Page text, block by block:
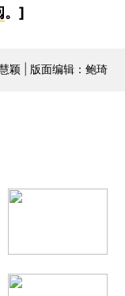
。]
颖 | 版面编辑：鲍琦